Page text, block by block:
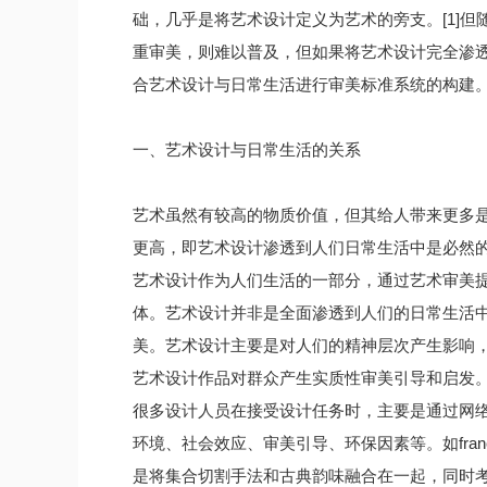
础，几乎是将艺术设计定义为艺术的旁支。[1]
重审美，则难以普及，但如果将艺术设计完全渗
合艺术设计与日常生活进行审美标准系统的构建
一、艺术设计与日常生活的关系
艺术虽然有较高的物质价值，但其给人带来更多
更高，即艺术设计渗透到人们日常生活中是必然
艺术设计作为人们生活的一部分，通过艺术审美
体。艺术设计并非是全面渗透到人们的日常生活
美。艺术设计主要是对人们的精神层次产生影响
艺术设计作品对群众产生实质性审美引导和启发
很多设计人员在接受设计任务时，主要是通过网
环境、社会效应、审美引导、环保因素等。如
是将集合切割手法和古典韵味融合在一起，同时